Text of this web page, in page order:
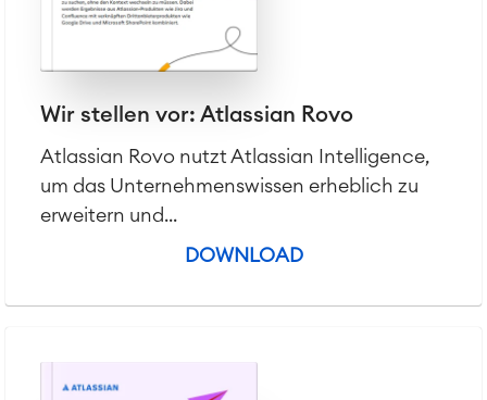
Wir stellen vor: Atlassian Rovo
Atlassian Rovo nutzt Atlassian Intelligence,
um das Unternehmenswissen erheblich zu
erweitern und...
DOWNLOAD